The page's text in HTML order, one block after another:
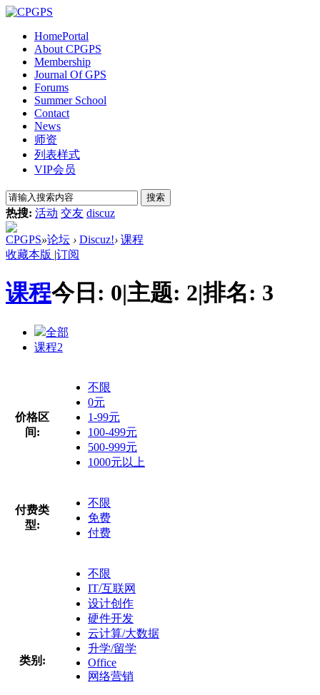
HomePortal
About CPGPS
Membership
Journal Of GPS
Forums
Summer School
Contact
News
师资
列表样式
VIP会员
搜索
热搜: 活动 交友 discuz
CPGPS»论坛 › Discuz!› 课程
收藏本版 |订阅
课程今日: 0|主题: 2|排名: 3
全部
课程2
价格区
间:
不限
0元
1-99元
100-499元
500-999元
1000元以上
付费类
型:
不限
免费
付费
类别:
不限
IT/互联网
设计创作
硬件开发
云计算/大数据
升学/留学
Office
网络营销